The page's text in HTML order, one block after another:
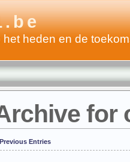
heden en de
for
Entries